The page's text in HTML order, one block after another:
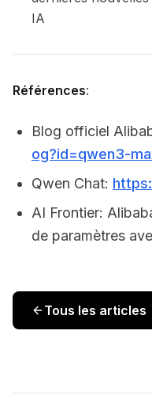
IA
Références:
Blog officiel
og?id=qwen3-
Qwen Chat:
AI Frontier:
de paramètres
Tous les articles